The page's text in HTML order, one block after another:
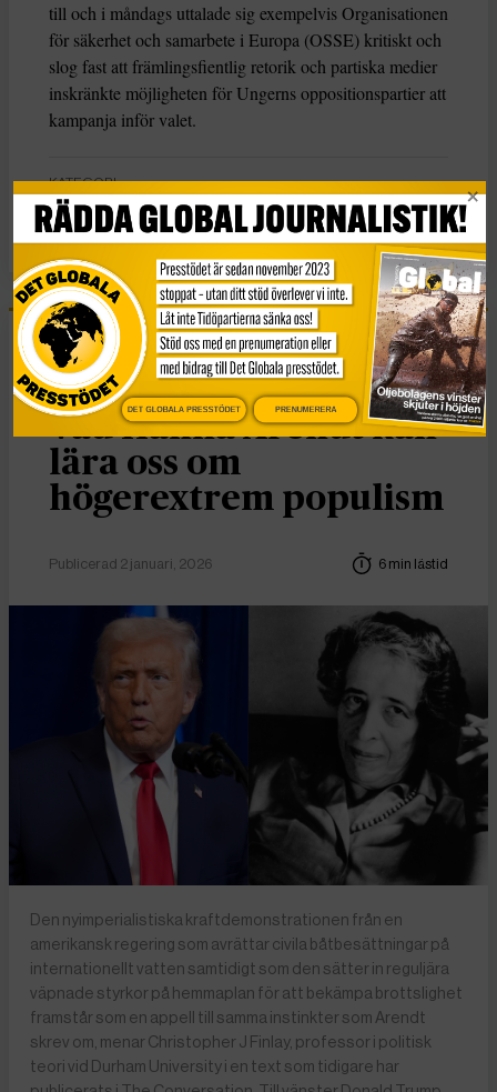
till och i måndags uttalade sig exempelvis Organisationen
för säkerhet och samarbete i Europa (OSSE) kritiskt och
slog fast att främlingsfientlig retorik och partiska medier
inskränkte möjligheten för Ungerns oppositionspartier att
kampanja inför valet.
KATEGORI
Nyheter
Essä
Vad Hanna Arendt kan
lära oss om
högerextrem populism
Publicerad 2 januari, 2026 6 min lästid
Den nyimperialistiska kraftdemonstrationen från en
amerikansk regering som avrättar civila båtbesättningar på
internationellt vatten samtidigt som den sätter in reguljära
väpnade styrkor på hemmaplan för att bekämpa brottslighet
framstår som en appell till samma instinkter som Arendt
skrev om, menar Christopher J Finlay, professor i politisk
teori vid Durham University i en text som tidigare har
DET GLOBALA PRESSTÖDET PRENUMERERA